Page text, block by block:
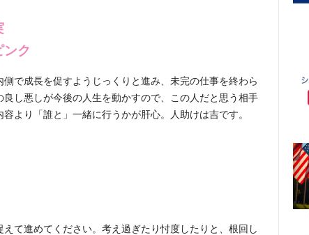
ンク
で成長を促すようじっくりと進み、未完の仕事を終わら
し悪しが今後の人生を動かすので、この人だと思う相手
より「誰と」一緒に行うかが肝心。人助けは吉です。
て進めてください。考え過ぎたり忖度したりと、根回し